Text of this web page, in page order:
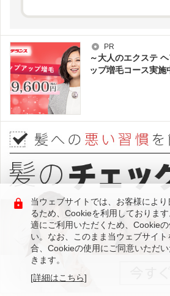
PR
～大人のエクステ
ップ増毛コース実施
当ウェブサイトでは、お客様によ
るため、Cookieを利用しておりま
適にご利用いただくため、Cookie
い。なお、このまま当ウェブサイ
合、Cookieの使用にご同意いただ
きます。
[詳細はこちら]